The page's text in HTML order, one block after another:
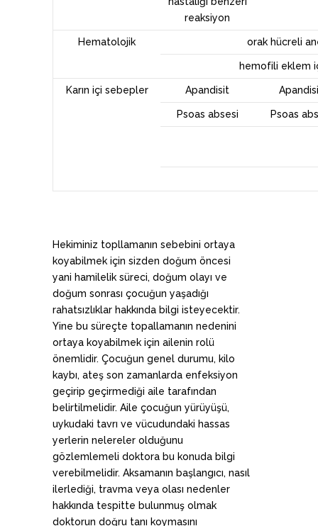
reaksiyon
Hematolojik orak hücreli
hemofili eklem
Karın içi sebepler Apandisit
Psoas absesi Psoas
Hekiminiz topllamanın sebebini ortaya
koyabilmek için sizden doğum öncesi
yani hamilelik süreci, doğum olayı ve
doğum sonrası çocuğun yaşadığı
rahatsızlıklar hakkında bilgi isteyecektir.
Yine bu süreçte topallamanın nedenini
ortaya koyabilmek için ailenin rolü
önemlidir. Çocuğun genel durumu, kilo
kaybı, ateş son zamanlarda enfeksiyon
geçirip geçirmediği aile tarafından
belirtilmelidir. Aile çocuğun yürüyüşü,
uykudaki tavrı ve vücudundaki hassas
yerlerin nelereler olduğunu
gözlemlemeli doktora bu konuda bilgi
verebilmelidir. Aksamanın başlangıcı, nasıl
ilerlediği, travma veya olası nedenler
hakkında tespitte bulunmuş olmak
doktorun doğru tanı koymasını